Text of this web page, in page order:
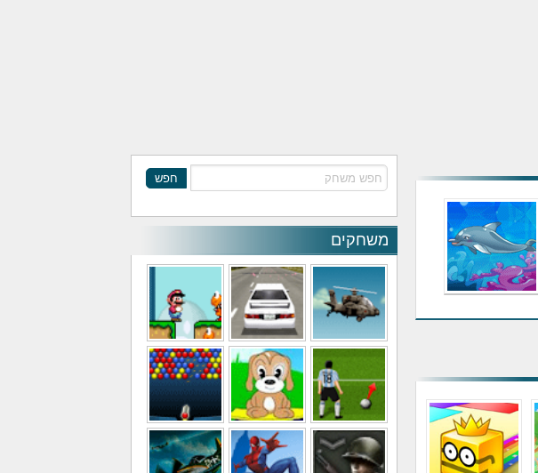
חפש
משחקים
משחקי מסוקים משחקי מכוניות משחקי סופר מריו
משחקי כדורגל משחקי לילדים משחקי באבלס